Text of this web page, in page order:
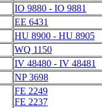
IO 9880 - IO 9881
EE 6431
HU 8900 - HU 8905
WQ 1150
IV 48480 - IV 48481
NP 3698
FE 2249
FE 2237